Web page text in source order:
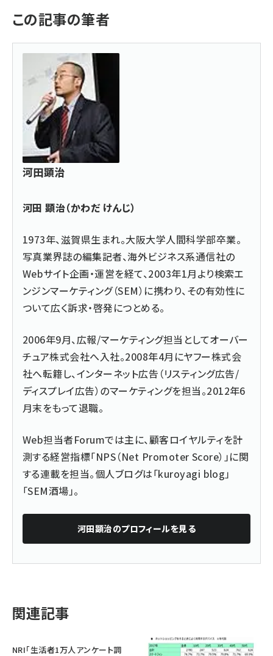
この記事の筆者
河田顕治
河田 顕治（かわだ けんじ）
1973年、滋賀県生まれ。大阪大学人間科学部卒業。
写真業界誌の編集記者、海外ビジネス系通信社の
Webサイト企画・運営を経て、2003年1月より検索エ
ンジンマーケティング（SEM）に携わり、その有効性に
ついて広く訴求・啓発につとめる。
2006年9月、広報/マーケティング担当としてオーバー
チュア株式会社へ入社。2008年4月にヤフー株式会
社へ転籍し、インターネット広告（リスティング広告/
ディスプレイ広告）のマーケティングを担当。2012年6
月末をもって退職。
Web担当者Forumでは主に、顧客ロイヤルティを計
測する経営指標「NPS（Net Promoter Score）」に関
する連載を担当。個人ブログは「kuroyagi blog」
「SEM酒場」。
河田顕治のプロフィールを見る
関連記事
NRI「生活者1万人アンケート調